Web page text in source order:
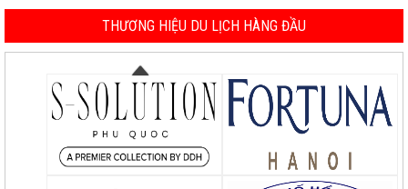
THƯƠNG HIỆU DU LỊCH HÀNG ĐẦU